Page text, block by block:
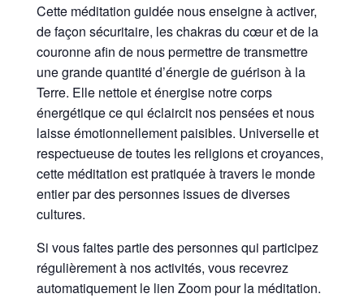
Cette méditation guidée nous enseigne à activer,
de façon sécuritaire, les chakras du cœur et de la
couronne afin de nous permettre de transmettre
une grande quantité d’énergie de guérison à la
Terre. Elle nettoie et énergise notre corps
énergétique ce qui éclaircit nos pensées et nous
laisse émotionnellement paisibles. Universelle et
respectueuse de toutes les religions et croyances,
cette méditation est pratiquée à travers le monde
entier par des personnes issues de diverses
cultures.
Si vous faites partie des personnes qui participez
régulièrement à nos activités, vous recevrez
automatiquement le lien Zoom pour la méditation.